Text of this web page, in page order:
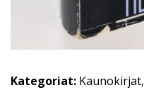
Kategoriat: Kaunokirjat,